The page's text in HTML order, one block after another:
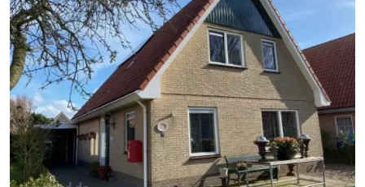
Paardrijden
-
Surfen
-
Wadlopen
Eten
en
drinken
Zeehonden
Vuurtoren